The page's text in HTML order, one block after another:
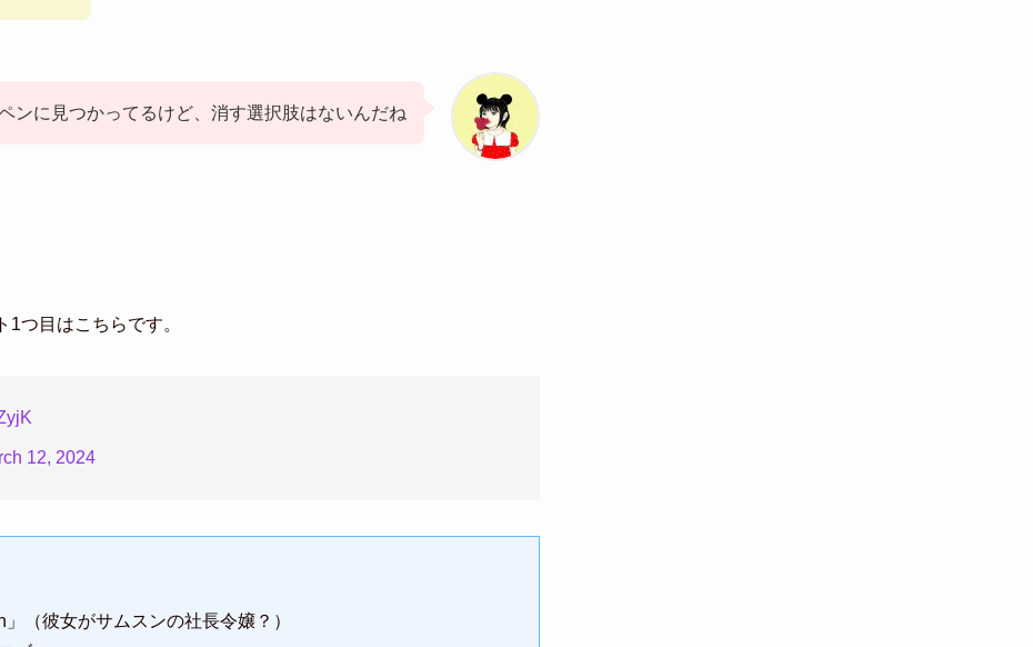
ンに見つかってるけど、消す選択肢はないんだね
つ目はこちらです。
12, 2024
（彼女がサムスンの社長令嬢？）